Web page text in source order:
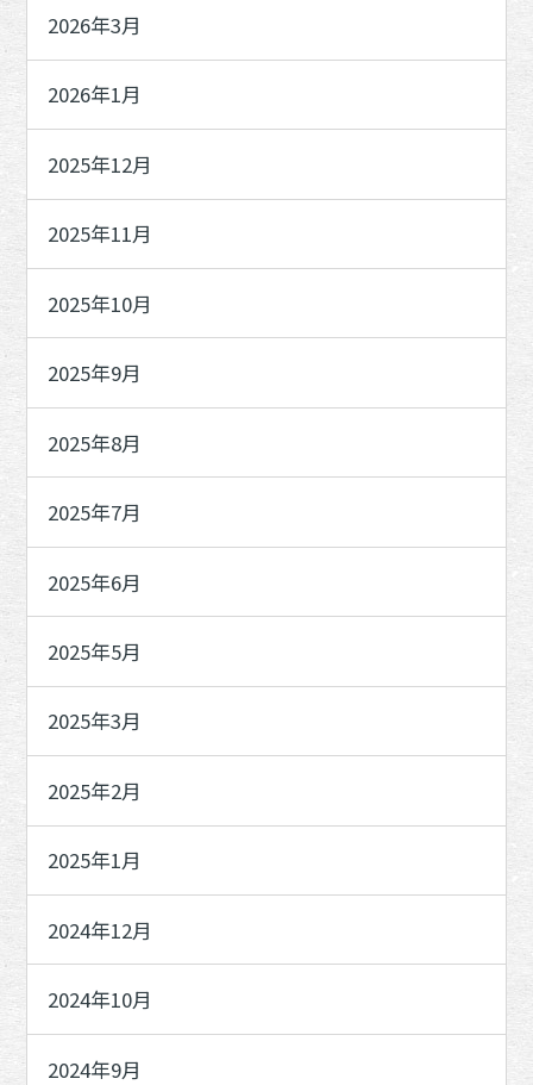
2026年3月
2026年1月
2025年12月
2025年11月
2025年10月
2025年9月
2025年8月
2025年7月
2025年6月
2025年5月
2025年3月
2025年2月
2025年1月
2024年12月
2024年10月
2024年9月